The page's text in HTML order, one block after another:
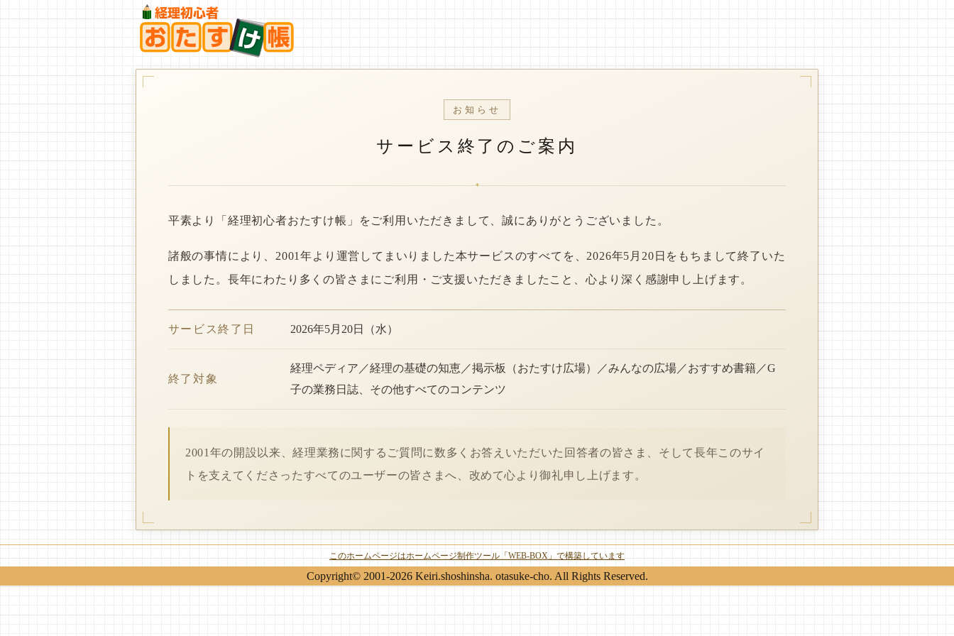
お知らせ
サービス終了のご案内
*
平素より「経理初心者おたすけ帳」をご利用いただきまして、誠にありがとうございました。
諸般の事情により、2001年より運営してまいりました本サービスのすべてを、2026年5月20日をもちまして終了いた
しました。長年にわたり多くの皆さまにご利用・ご支援いただきましたこと、心より深く感謝申し上げます。
サービス終了日 2026年5月20日（水）
終了対象
経理ペディア／経理の基礎の知恵／掲示板（おたすけ広場）／みんなの広場／おすすめ書籍／G
子の業務日誌、その他すべてのコンテンツ
2001年の開設以来、経理業務に関するご質問に数多くお答えいただいた回答者の皆さま、そして長年このサイ
トを支えてくださったすべてのユーザーの皆さまへ、改めて心より御礼申し上げます。
このホームページはホームページ制作ツール「WEB-BOX」で構築しています
Copyright© 2001-2026 Keiri.shoshinsha. otasuke-cho. All Rights Reserved.